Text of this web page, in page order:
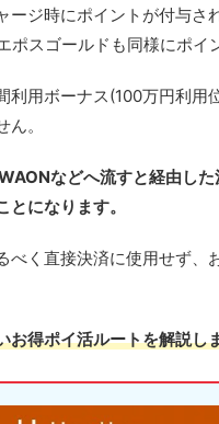
ージ時にポイントが付与さ
スゴールドも同様にポイ
利用ボーナス(100万円利用
。
などへ流すと経由し
になります。
べく直接決済に使用せず、
お得ポイ活ルートを解説し